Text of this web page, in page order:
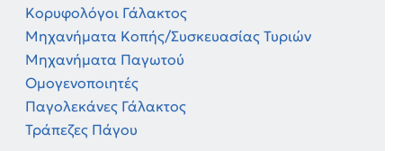
Κορυφολόγοι Γάλακτος
Μηχανήματα Κοπής/Συσκευασίας Τυριών
Μηχανήματα Παγωτού
Ομογενοποιητές
Παγολεκάνες Γάλακτος
Τράπεζες Πάγου